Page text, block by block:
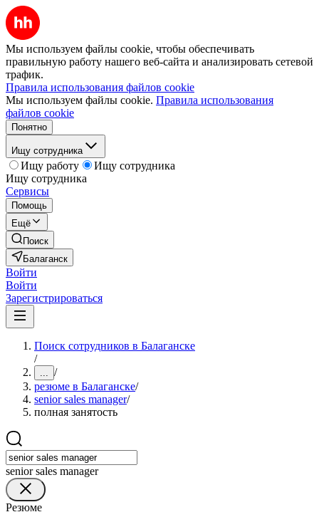
Мы используем файлы cookie, чтобы обеспечивать
правильную работу нашего веб-сайта и анализировать сетевой
трафик.
Правила использования файлов cookie
Мы используем файлы cookie. Правила использования
файлов cookie
Понятно
Ищу сотрудника
Ищу работу
Ищу сотрудника
Ищу сотрудника
Сервисы
Помощь
Ещё
Поиск
Балаганск
Войти
Войти
Зарегистрироваться
Поиск сотрудников в Балаганске
/
... /
резюме в Балаганске/
senior sales manager/
полная занятость
senior sales manager
Резюме